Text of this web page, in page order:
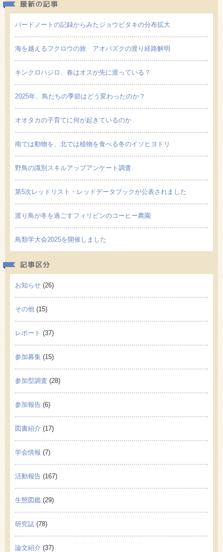
バードノートの記録からみたジョウビタキの分布拡大
海を越えるフクロウの旅 アオバズクの渡り経路解明
キンクロハジロ、春はオスが先に渡っている？
2025年、鳥たちの季節はどう変わったのか？
オオタカの子育てに何が起きているのか
南では動物を、北では植物を食べる冬のイソヒヨドリ
野鳥の識別スキルアップアンケート調査
第5次レッドリスト・レッドデータブックが公表されました
渡り鳥が冬を過ごすフィリピンのコーヒー農園
鳥類学大会2025を開催しました
お知らせ (26)
その他 (15)
レポート (37)
参加募集 (15)
参加型調査 (28)
参加報告 (6)
図書紹介 (17)
学会情報 (7)
活動報告 (167)
生態図鑑 (29)
研究誌 (78)
論文紹介 (37)